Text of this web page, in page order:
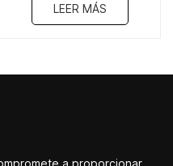
LEER MÁS
a proporcionar